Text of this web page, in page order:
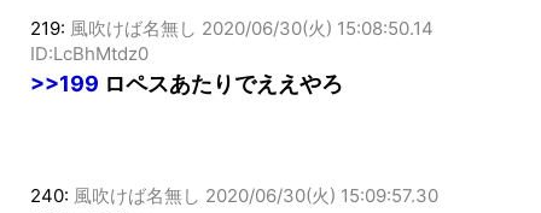
219:風吹けば名無し
ID:LcBhMtdz0
ロペスあたりでええやろ